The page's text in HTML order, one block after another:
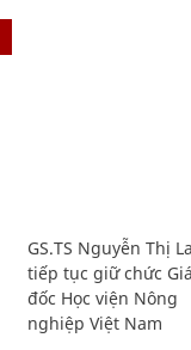
GS.TS Nguyễn Thị
tiếp tục giữ chức
đốc Học viện Nông
nghiệp Việt Nam